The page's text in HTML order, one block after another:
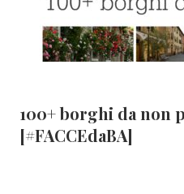
100+ borghi da non
[#FACCEdaBA]